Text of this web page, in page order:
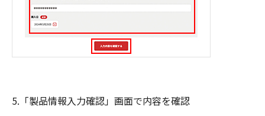
5.「製品情報入力確認」画面で内容を確認